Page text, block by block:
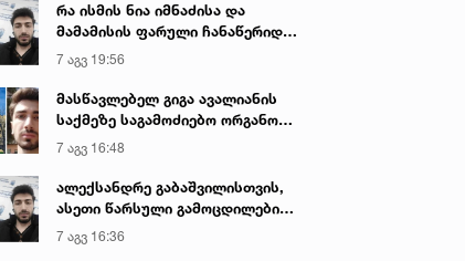
რა ისმის ნია იმნაძისა და
მამამისის ფარული ჩანაწერიდან
- გიგა ავალიანის მკვლელობის
საქმე
7 აგვ 19:56
მასწავლებელ გიგა ავალიანის
საქმეზე საგამოძიებო ორგანო
დაკავებულ არასრულწლოვნებს -
ნია იმნაძესა და ანასტასია
ბერუაშვილს 30 დღის
განმავლობაში ფარულად
7 აგვ 16:48
ალექსანდრე გაბაშვილისთვის,
ასეთი წარსული გამოცდილების
ადამიანისთვის ინფორმაციის
მიწოდება, რომ მასწავლებელი
7 აგვ 16:36